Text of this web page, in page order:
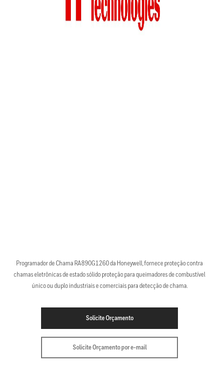
Programador de Chama RA890G1260 da Honeywell, fornece proteção contra
chamas eletrônicas de estado sólido proteção para queimadores de combustível
único ou duplo industriais e comerciais para detecção de chama.
Solicite Orçamento
Solicite Orçamento por e-mail